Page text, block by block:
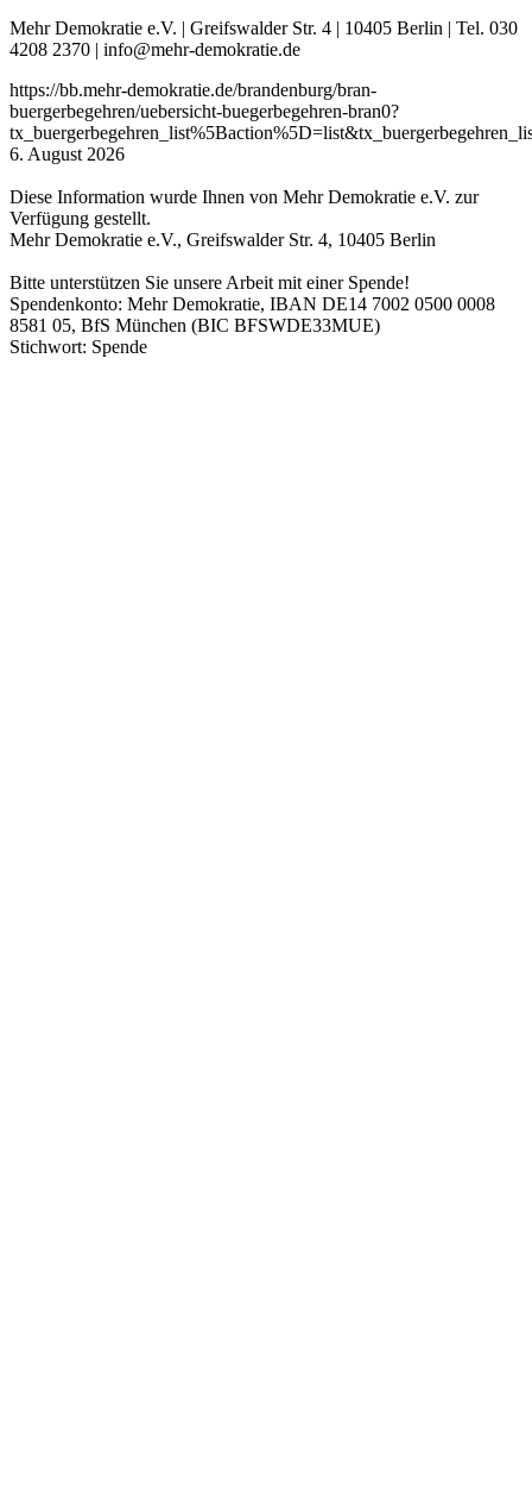
Mehr Demokratie e.V. | Greifswalder Str. 4 | 10405 Berlin | Tel. 030
4208 2370 | info@mehr-demokratie.de
https://bb.mehr-demokratie.de/brandenburg/bran-
buergerbegehren/uebersicht-buegerbegehren-bran0?
6. August 2026
Diese Information wurde Ihnen von Mehr Demokratie e.V. zur
Verfügung gestellt.
Mehr Demokratie e.V., Greifswalder Str. 4, 10405 Berlin
Bitte unterstützen Sie unsere Arbeit mit einer Spende!
Spendenkonto: Mehr Demokratie, IBAN DE14 7002 0500 0008
8581 05, BfS München (BIC BFSWDE33MUE)
Stichwort: Spende